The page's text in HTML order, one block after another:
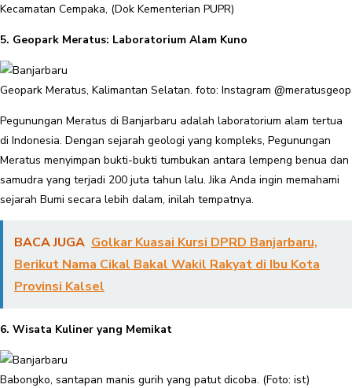
Kecamatan Cempaka, (Dok Kementerian PUPR)
5. Geopark Meratus: Laboratorium Alam Kuno
Geopark Meratus, Kalimantan Selatan. foto: Instagram
Pegunungan Meratus di Banjarbaru adalah laboratorium alam tertua
di Indonesia. Dengan sejarah geologi yang kompleks, Pegunungan
Meratus menyimpan bukti-bukti tumbukan antara lempeng benua dan
samudra yang terjadi 200 juta tahun lalu. Jika Anda ingin memahami
sejarah Bumi secara lebih dalam, inilah tempatnya.
BACA JUGA Golkar Kuasai Kursi DPRD Banjarbaru,
Berikut Nama Cikal Bakal Wakil Rakyat di Ibu Kota
Provinsi Kalsel
6. Wisata Kuliner yang Memikat
Babongko, santapan manis gurih yang patut dicoba. (Foto: ist)